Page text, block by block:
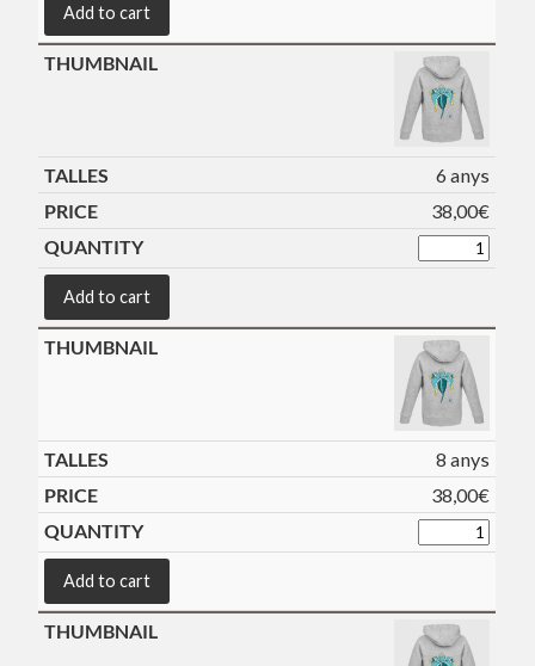
Add to cart
6 anys
38,00€
Add to cart
8 anys
38,00€
Add to cart